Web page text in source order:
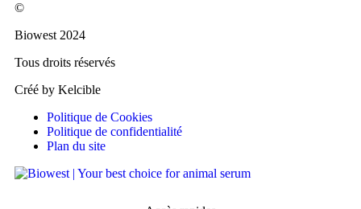
©
Biowest 2024
Tous droits réservés
Créé by Kelcible
Politique de Cookies
Politique de confidentialité
Plan du site